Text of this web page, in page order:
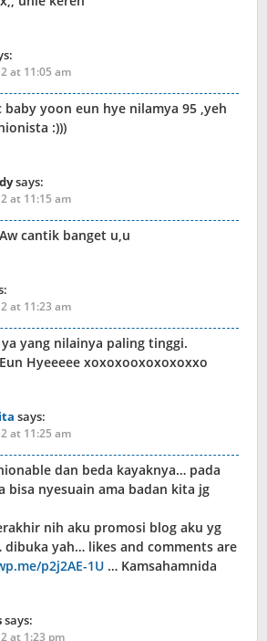
at 11:05 am
yoon eun hye nilamya 95 ,yeh
:)))
says:
at 11:15 am
cantik banget u,u
at 11:23 am
yang nilainya paling tinggi.
Hyeeeee xoxoxooxoxoxoxxo
says:
at 11:25 am
dan beda kayaknya… pada
bisa nyesuain ama badan kita jg
nih aku promosi blog aku yg
yah… likes and comments are
p2j2AE-1U … Kamsahamnida
says:
at 1:23 pm